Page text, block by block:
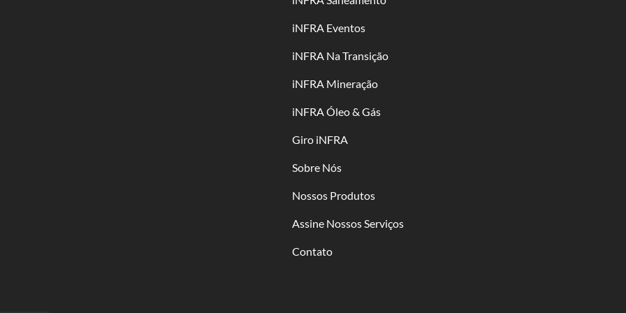
iNFRA Eventos
iNFRA Na Transição
iNFRA Mineração
iNFRA Óleo & Gás
Giro iNFRA
Sobre Nós
Nossos Produtos
Assine Nossos Serviços
Contato